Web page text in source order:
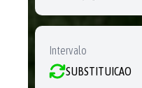
Intervalo
SUBSTITUICAO